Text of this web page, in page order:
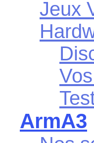
Jeux
ArmA3